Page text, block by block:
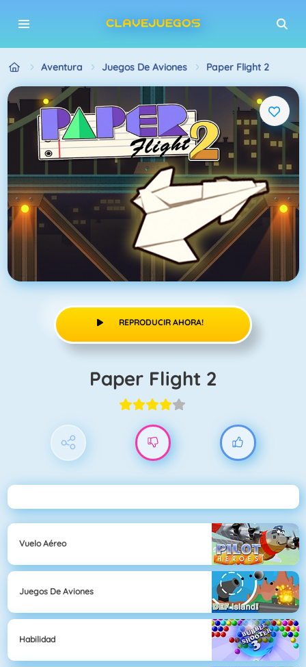
Aventura Juegos De Aviones Paper Flight 2
REPRODUCIR AHORA!
Paper Flight 2
Vuelo Aéreo
Juegos De Aviones
Habilidad